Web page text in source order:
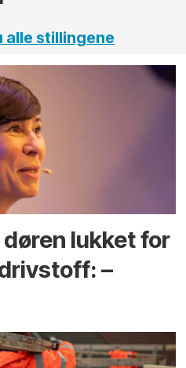
alle stillingene
lukket for
–